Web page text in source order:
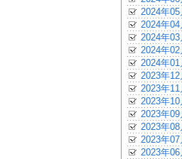
2024年05
2024年04
2024年03
2024年02
2024年01
2023年12
2023年11
2023年10
2023年09
2023年08
2023年07
2023年06